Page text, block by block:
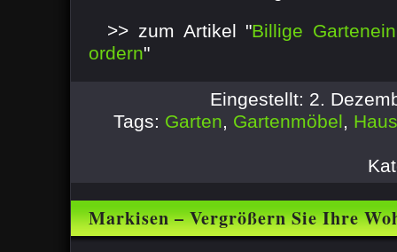
>> zum Artikel "Billige
ordern"
Eingestellt: 2.
Tags: Garten, Gartenmöbel, Haus
Markisen – Vergrößern Sie Ihre